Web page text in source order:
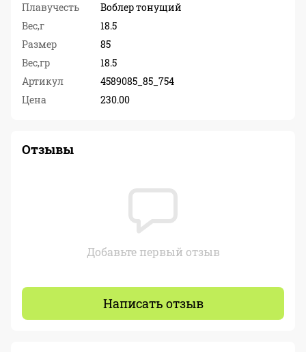
Плавучесть
Воблер тонущий
Вес,г
18.5
Размер
85
Вес,гр
18.5
Артикул
4589085_85_754
Цена
230.00
Отзывы
Добавьте первый отзыв
Написать отзыв